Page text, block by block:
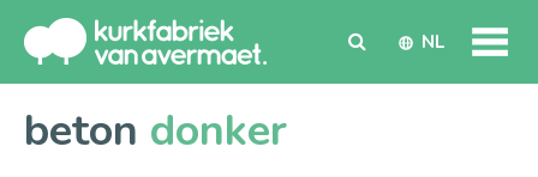
NL
beton donker